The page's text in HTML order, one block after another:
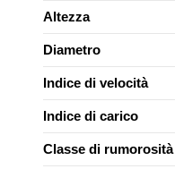
Altezza
Diametro
Indice di velocità
Indice di carico
Classe di rumorosità